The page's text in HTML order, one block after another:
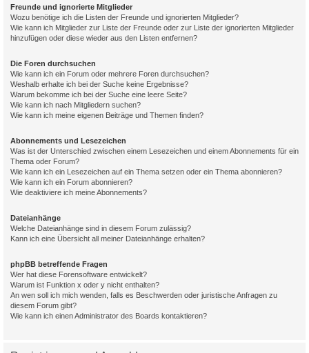
Freunde und ignorierte Mitglieder
Wozu benötige ich die Listen der Freunde und ignorierten Mitglieder?
Wie kann ich Mitglieder zur Liste der Freunde oder zur Liste der ignorierten Mitglieder
hinzufügen oder diese wieder aus den Listen entfernen?
Die Foren durchsuchen
Wie kann ich ein Forum oder mehrere Foren durchsuchen?
Weshalb erhalte ich bei der Suche keine Ergebnisse?
Warum bekomme ich bei der Suche eine leere Seite?
Wie kann ich nach Mitgliedern suchen?
Wie kann ich meine eigenen Beiträge und Themen finden?
Abonnements und Lesezeichen
Was ist der Unterschied zwischen einem Lesezeichen und einem Abonnements für ein
Thema oder Forum?
Wie kann ich ein Lesezeichen auf ein Thema setzen oder ein Thema abonnieren?
Wie kann ich ein Forum abonnieren?
Wie deaktiviere ich meine Abonnements?
Dateianhänge
Welche Dateianhänge sind in diesem Forum zulässig?
Kann ich eine Übersicht all meiner Dateianhänge erhalten?
phpBB betreffende Fragen
Wer hat diese Forensoftware entwickelt?
Warum ist Funktion x oder y nicht enthalten?
An wen soll ich mich wenden, falls es Beschwerden oder juristische Anfragen zu
diesem Forum gibt?
Wie kann ich einen Administrator des Boards kontaktieren?